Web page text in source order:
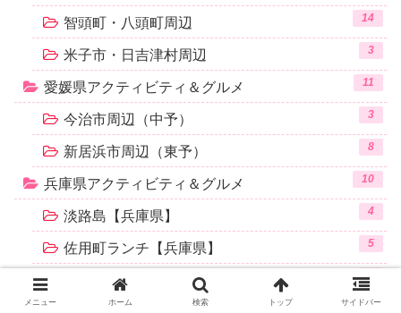
智頭町・八頭町周辺 14
米子市・日吉津村周辺 3
愛媛県アクティビティ＆グルメ 11
今治市周辺（中予） 3
新居浜市周辺（東予） 8
兵庫県アクティビティ＆グルメ 10
淡路島【兵庫県】 4
佐用町ランチ【兵庫県】 5
大阪府アクティビティ＆グルメ 2
28
メニュー ホーム 検索 トップ サイドバー